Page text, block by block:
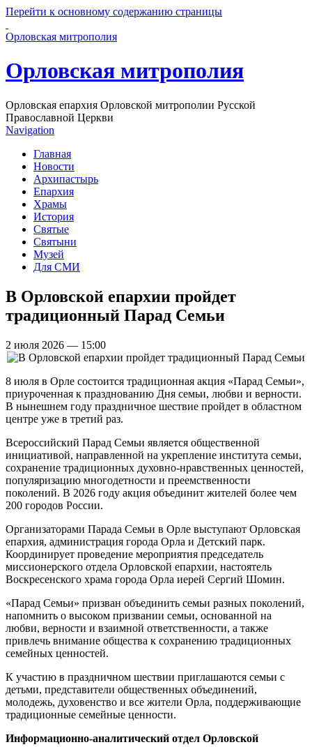
Перейти к основному содержанию страницы
Орловская митрополия
Орловская митрополия
Орловская епархия Орловской митрополии Русской
Православной Церкви
Navigation
Главная
Новости
Архипастырь
Епархия
Храмы
История
Святые
Святыни
Музей
Для СМИ
В Орловской епархии пройдет
традиционный Парад Семьи
2 июля 2026 — 15:00
8 июля в Орле состоится традиционная акция «Парад Семьи»,
приуроченная к празднованию Дня семьи, любви и верности.
В нынешнем году праздничное шествие пройдет в областном
центре уже в третий раз.
Всероссийский Парад Семьи является общественной
инициативой, направленной на укрепление института семьи,
сохранение традиционных духовно-нравственных ценностей,
популяризацию многодетности и преемственности
поколений. В 2026 году акция объединит жителей более чем
200 городов России.
Организаторами Парада Семьи в Орле выступают Орловская
епархия, администрация города Орла и Детский парк.
Координирует проведение мероприятия председатель
миссионерского отдела Орловской епархии, настоятель
Воскресенского храма города Орла иерей Сергий Шомин.
«Парад Семьи» призван объединить семьи разных поколений,
напомнить о высоком призвании семьи, основанной на
любви, верности и взаимной ответственности, а также
привлечь внимание общества к сохранению традиционных
семейных ценностей.
К участию в праздничном шествии приглашаются семьи с
детьми, представители общественных объединений,
молодежь, духовенство и все жители Орла, поддерживающие
традиционные семейные ценности.
Информационно-аналитический отдел Орловской